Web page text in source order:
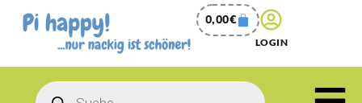
0,00€
LOGIN